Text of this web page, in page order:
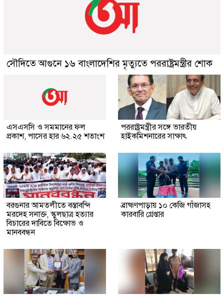
সৌদিতে আগুনে ১৬ বাংলাদেশির মৃত্যুতে পররাষ্ট্রমন্ত্রীর শোক
এসএসসি ও সমমানের ফল
প্রকাশ, পাসের হার ৬২.২৫ শতাংশ
পররাষ্ট্রমন্ত্রীর সঙ্গে ভারতীয়
হাইকমিশনারের সাক্ষাৎ
বরগুনার আমতলীতে বস্তাবন্দি
মরদেহ সনাক্ত, স্কুলছাত্র হত্যার
বিচারের দাবিতে বিক্ষোভ ও
মানববন্ধন
​ব্রাহ্মণপাড়ায় ১০ কেজি গাঁজাসহ
কারবারি গ্রেপ্তার